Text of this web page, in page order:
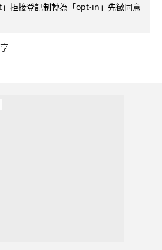
拒接登記制轉為「opt-in」先徵同意